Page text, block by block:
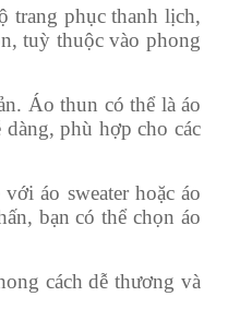
trang phục thanh lịch,
tuỳ thuộc vào phong
Áo thun có thể là áo
phù hợp cho các
áo sweater hoặc áo
bạn có thể chọn áo
cách dễ thương và